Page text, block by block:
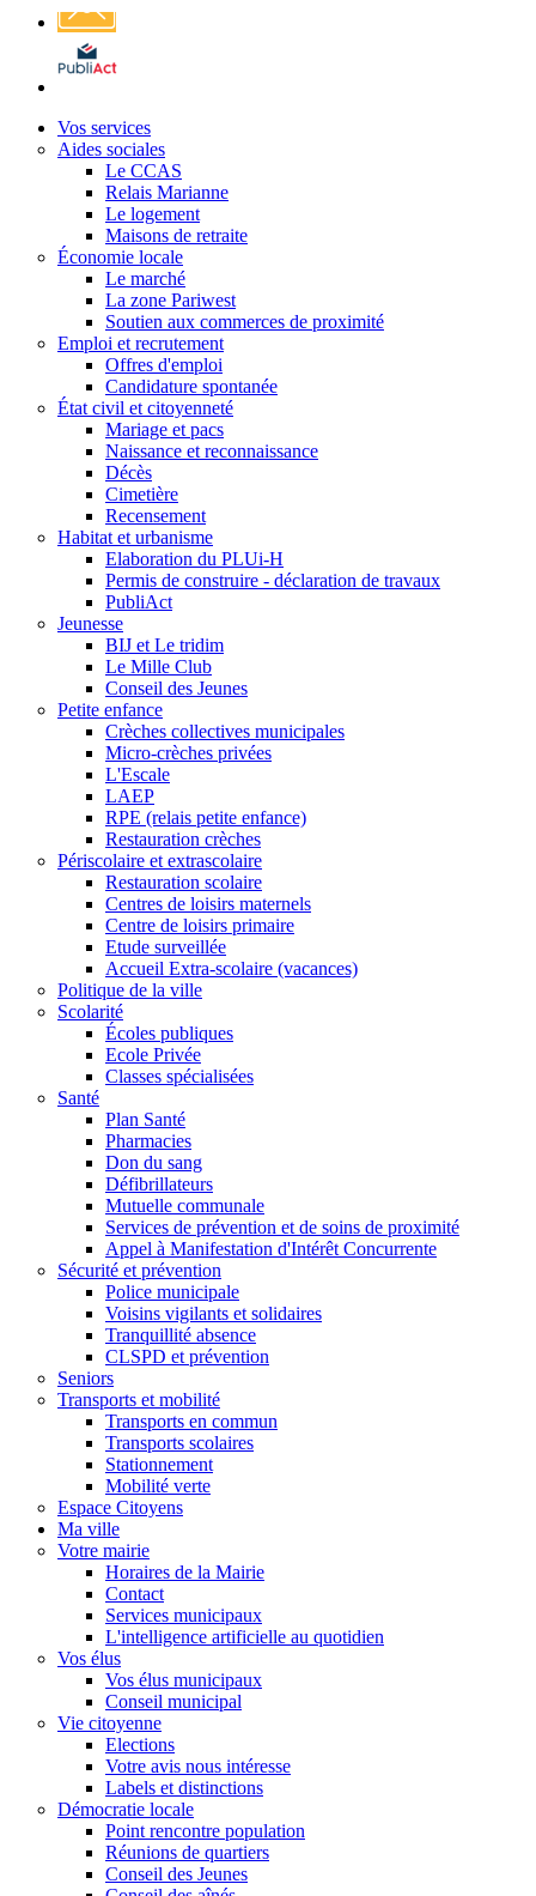
Affichage
légal
Vos services
Aides sociales
Le CCAS
Relais Marianne
Le logement
Maisons de retraite
Économie locale
Le marché
La zone Pariwest
Soutien aux commerces de proximité
Emploi et recrutement
Offres d'emploi
Candidature spontanée
État civil et citoyenneté
Mariage et pacs
Naissance et reconnaissance
Décès
Cimetière
Recensement
Habitat et urbanisme
Elaboration du PLUi-H
Permis de construire - déclaration de travaux
PubliAct
Jeunesse
BIJ et Le tridim
Le Mille Club
Conseil des Jeunes
Petite enfance
Crèches collectives municipales
Micro-crèches privées
L'Escale
LAEP
RPE (relais petite enfance)
Restauration crèches
Périscolaire et extrascolaire
Restauration scolaire
Centres de loisirs maternels
Centre de loisirs primaire
Etude surveillée
Accueil Extra-scolaire (vacances)
Politique de la ville
Scolarité
Écoles publiques
Ecole Privée
Classes spécialisées
Santé
Plan Santé
Pharmacies
Don du sang
Défibrillateurs
Mutuelle communale
Services de prévention et de soins de proximité
Appel à Manifestation d'Intérêt Concurrente
Sécurité et prévention
Police municipale
Voisins vigilants et solidaires
Tranquillité absence
CLSPD et prévention
Seniors
Transports et mobilité
Transports en commun
Transports scolaires
Stationnement
Mobilité verte
Espace Citoyens
Ma ville
Votre mairie
Horaires de la Mairie
Contact
Services municipaux
L'intelligence artificielle au quotidien
Vos élus
Vos élus municipaux
Conseil municipal
Vie citoyenne
Elections
Votre avis nous intéresse
Labels et distinctions
Démocratie locale
Point rencontre population
Réunions de quartiers
Conseil des Jeunes